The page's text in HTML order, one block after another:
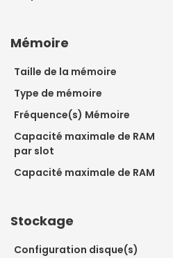
Mémoire
Taille de la mémoire
Type de mémoire
Fréquence(s) Mémoire
Capacité maximale de RAM
par slot
Capacité maximale de RAM
Stockage
Configuration disque(s)